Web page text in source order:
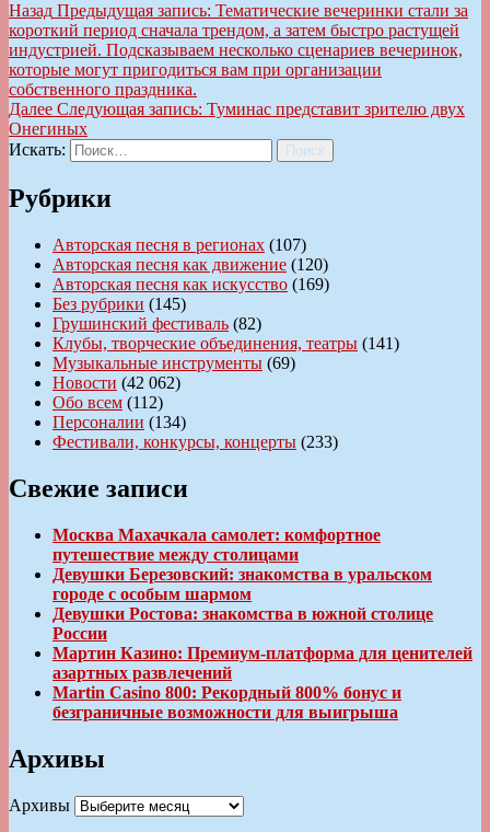
Назад Предыдущая запись: Тематические вечеринки стали за
короткий период сначала трендом, а затем быстро растущей
индустрией. Подсказываем несколько сценариев вечеринок,
которые могут пригодиться вам при организации
собственного праздника.
Далее Следующая запись: Туминас представит зрителю двух
Онегиных
Искать:
Поиск
Рубрики
Авторская песня в регионах (107)
Авторская песня как движение (120)
Авторская песня как искусство (169)
Без рубрики (145)
Грушинский фестиваль (82)
Клубы, творческие объединения, театры (141)
Музыкальные инструменты (69)
Новости (42 062)
Обо всем (112)
Персоналии (134)
Фестивали, конкурсы, концерты (233)
Свежие записи
Москва Махачкала самолет: комфортное
путешествие между столицами
Девушки Березовский: знакомства в уральском
городе с особым шармом
Девушки Ростова: знакомства в южной столице
России
Мартин Казино: Премиум-платформа для ценителей
азартных развлечений
Martin Casino 800: Рекордный 800% бонус и
безграничные возможности для выигрыша
Архивы
Архивы